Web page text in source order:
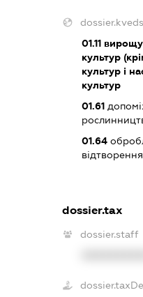
01.11
культур
культур і
культур
01.61
01.64
відтворення
dossier.tax
dossier.staff